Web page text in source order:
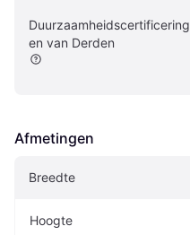
Duurzaamheidscertificering
en van Derden
Afmetingen
Breedte
Hoogte